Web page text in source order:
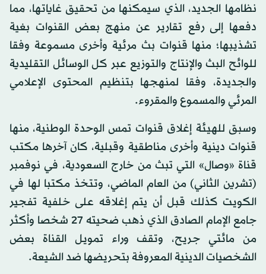
نظامها الجديد، الذي سيمكنها من تحقيق غاياتها، مما
دفعها إلى رفع تقارير عن منهج بعض القنوات بغية
تشذيبها؛ منها قنوات بث مرئية وأخرى مسموعة وفقا
للوائح البث والإنتاج والتوزيع عبر كل الوسائل التقليدية
والجديدة، وفقا لمنهجها بتنظيم المحتوى الإعلامي
المرئي والمسموع والمقروء.
وسبق للهيئة إغلاق قنوات تمس الوحدة الوطنية، منها
قنوات دينية وأخرى مناطقية وقبلية، كان آخرها مكتب
قناة «وصال» التي تبث من خارج السعودية، في نوفمبر
(تشرين الثاني) من العام الماضي، وتتخذ مكتبا لها في
الكويت كذلك قبل أن يتم إغلاقه على خلفية تفجير
جامع الإمام الصادق الذي ذهب ضحيته 27 شخصا وأكثر
من مائتي جريح، وتقف وراء تمويل القناة بعض
الشخصيات الدينية المعروفة بتحريضها ضد الشيعة.